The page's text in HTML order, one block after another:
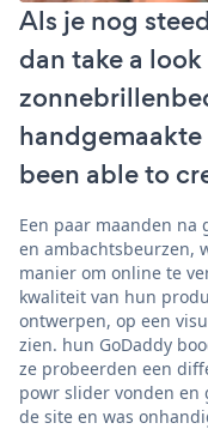
Als je nog
dan take a
been able to
Een paar maanden
en ambachtsbeurzen,
manier om online te
kwaliteit van hun
ontwerpen, op een
zien. hun GoDaddy
ze probeerden een
powr slider vonden en
de site en was